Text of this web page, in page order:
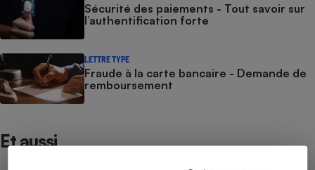
Sécurité des paiements - Tout savoir sur
l’authentification forte
LETTRE TYPE
Fraude à la carte bancaire - Demande de
remboursement
Et aussi